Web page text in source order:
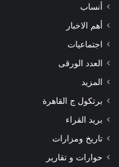
أنساب
أهم الاخبار
اجتماعيات
العدد الورقى
المزيد
برتكول ج القاهرة
بريد القراء
تاريخ ومزارات
حوارات و تقارير